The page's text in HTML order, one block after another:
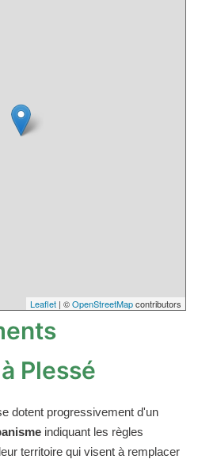
Leaflet | ©OpenStreetMapcontributors
Plessé
dotent progressivement d'un
indiquant les règles
territoire qui visent à remplacer